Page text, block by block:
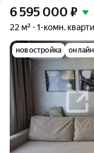
6 595 000 ₽
22 м² 1-комн.
новостройка